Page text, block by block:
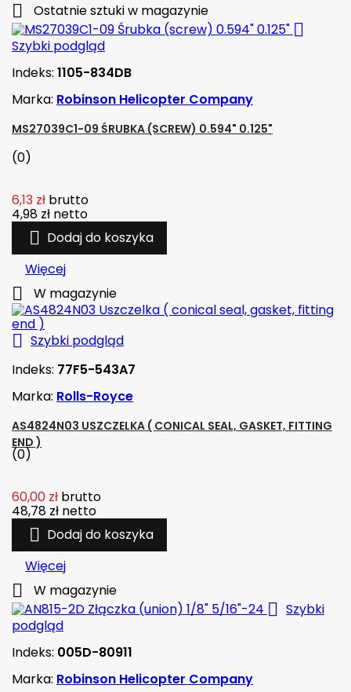
 Ostatnie sztuki w magazynie

Szybki podgląd
Indeks: 1105-834DB
Marka: Robinson Helicopter Company
MS27039C1-09 ŚRUBKA (SCREW) 0.594" 0.125"
(0)
6,13 zł brutto
4,98 zł netto
 Dodaj do koszyka
Więcej
 W magazynie
 Szybki podgląd
Indeks: 77F5-543A7
Marka: Rolls-Royce
AS4824N03 USZCZELKA ( CONICAL SEAL, GASKET, FITTING
END )
(0)
60,00 zł brutto
48,78 zł netto
 Dodaj do koszyka
Więcej
 W magazynie
 Szybki
podgląd
Indeks: 005D-80911
Marka: Robinson Helicopter Company